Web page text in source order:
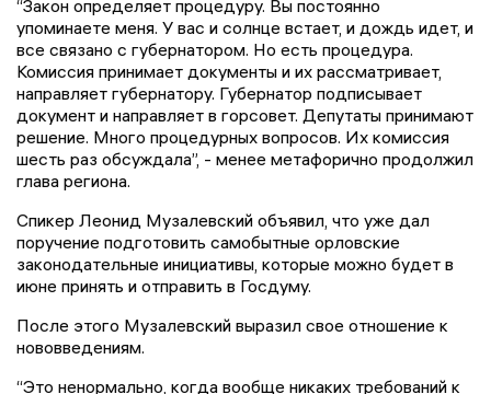
“Закон определяет процедуру. Вы постоянно
упоминаете меня. У вас и солнце встает, и дождь идет, и
все связано с губернатором. Но есть процедура.
Комиссия принимает документы и их рассматривает,
направляет губернатору. Губернатор подписывает
документ и направляет в горсовет. Депутаты принимают
решение. Много процедурных вопросов. Их комиссия
шесть раз обсуждала”, - менее метафорично продолжил
глава региона.
Спикер Леонид Музалевский объявил, что уже дал
поручение подготовить самобытные орловские
законодательные инициативы, которые можно будет в
июне принять и отправить в Госдуму.
После этого Музалевский выразил свое отношение к
нововведениям.
“Это ненормально, когда вообще никаких требований к